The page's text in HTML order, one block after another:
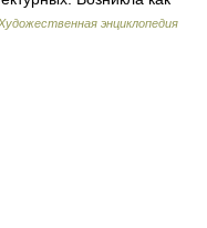
Художественная энциклопедия